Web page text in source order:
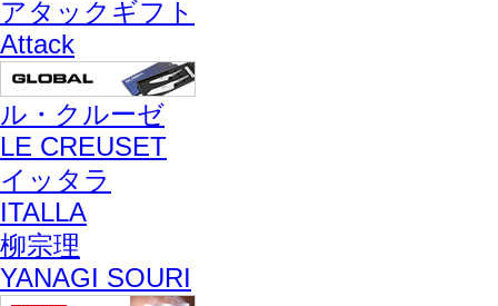
アタックギフト
Attack
ル・クルーゼ
LE CREUSET
イッタラ
ITALLA
柳宗理
YANAGI SOURI